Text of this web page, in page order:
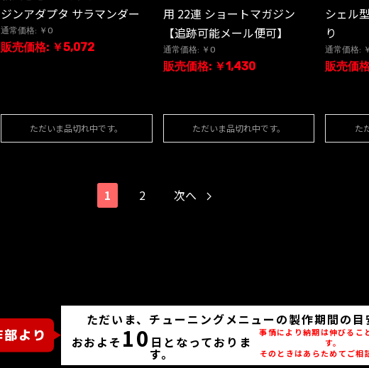
ジンアダプタ サラマンダー
通常価格: ￥0
販売価格: ￥5,072
ただいま品切れ中です。
用 22連 ショートマガジン
【追跡可能メール便可】
通常価格: ￥0
販売価格: ￥1,430
ただいま品切れ中です。
シェル
り
通常価格:
販売価
た
1 2 次へ
ただいま、チューニングメニューの製作期間の目
おおよそ 10 日となっておりま
す。
事情により納期は伸びるこ
す。
そのときはあらためてご相